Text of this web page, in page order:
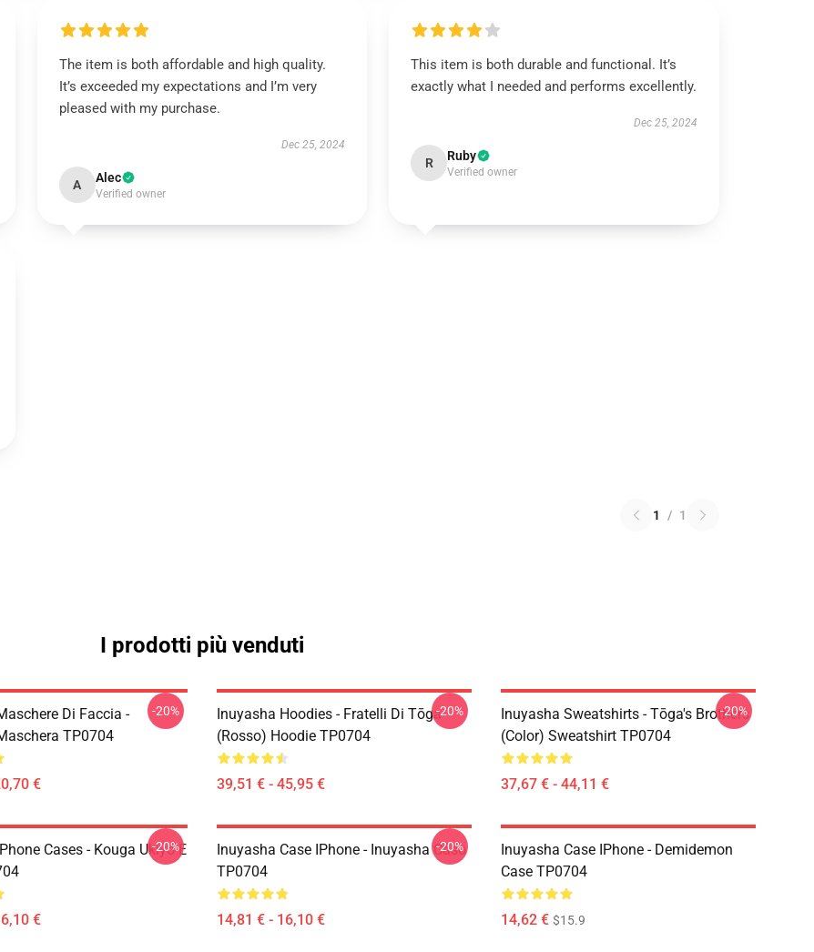
The item is both affordable and high quality.
It’s exceeded my expectations and I’m very
pleased with my purchase.
Dec 25, 2024
A Alec
Verified owner
This item is both durable and functional. It’s
exactly what I needed and performs excellently.
Dec 25, 2024
R Ruby
Verified owner
1 / 1
I prodotti più venduti
Di Faccia -
TP0704
€
-20%
Inuyasha Hoodies - Fratelli Di Tōga
(rosso) Hoodie TP0704
39,51 € - 45,95 €
-20%
Inuyasha Sweatshirts - Tōga's Brothers
(color) Sweatshirt TP0704
37,67 € - 44,11 €
-20%
Cases - Kouga Ukiyo-E
€
-20%
Inuyasha Case IPhone - Inuyasha Caso
TP0704
14,81 € - 16,10 €
-20%
Inuyasha Case IPhone - Demidemon
Case TP0704
14,62 € $15.9